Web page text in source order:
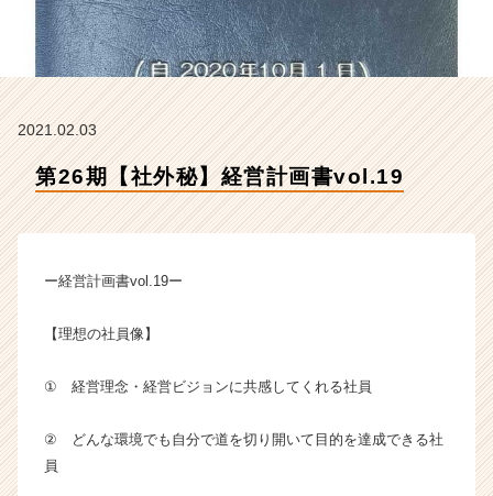
の
タ
イ
ム
|
ベ
業
ら
ス
2021.02.03
第26期【社外秘】経営計画書vol.19
ー経営計画書vol.19ー
【理想の社員像】
① 経営理念・経営ビジョンに共感してくれる社員
② どんな環境でも自分で道を切り開いて目的を達成できる社
員